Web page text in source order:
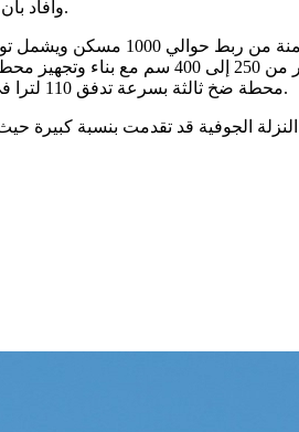
وأفاد بأن قسط حي النزلة الجوفية سيمكن من ربط 80 مسكنا بالشبكة مع بناء وتجهيز محطة ضخ بسرعة تدفق 10 لترات في الثانية.
محطة ضخ ثالثة بسرعة تدفق 110 لترا في الثانية ستمكن من ربط شبكة التطهير بمدينة جمنة بمحطة التطهير بدوز الكائنة بمنطقة القلعة من معتمدية دوز الشمالية.
الجوفية قد تقدمت بنسبة